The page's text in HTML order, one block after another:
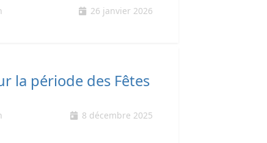
26 janvier 2026
la période des Fêtes
8 décembre 2025